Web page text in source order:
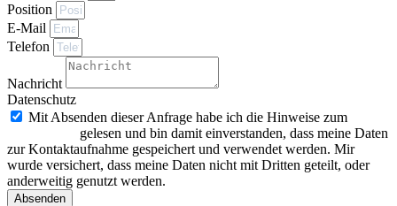
Position
E-Mail
Telefon
Nachricht
Datenschutz
Mit Absenden dieser Anfrage habe ich die Hinweise zum
gelesen und bin damit einverstanden, dass meine Daten
zur Kontaktaufnahme gespeichert und verwendet werden. Mir
wurde versichert, dass meine Daten nicht mit Dritten geteilt, oder
anderweitig genutzt werden.
Absenden